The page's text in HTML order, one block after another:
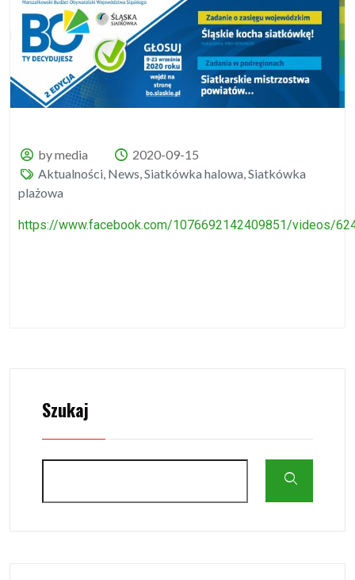
by media
2020-09-15
Aktualności, News,Siatkówka halowa,Siatkówka
plażowa
https://www.facebook.com/1076692142409851/videos/
Szukaj